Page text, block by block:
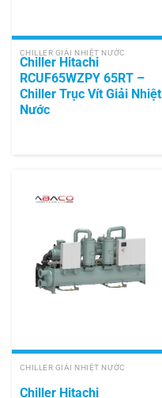
CHILLER GIẢI NHIỆT NƯỚC
Chiller Hitachi
RCUF65WZPY 65RT –
Chiller Trục Vít Giải Nhiệt
Nước
CHILLER GIẢI NHIỆT NƯỚC
Chiller Hitachi